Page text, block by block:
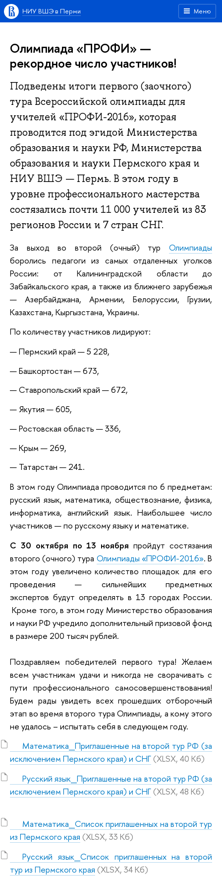
Меню
НИУ ВШЭ в Перми
Олимпиада «ПРОФИ» —
рекордное число участников!
Подведены итоги первого (заочного)
тура Всероссийской олимпиады для
учителей «ПРОФИ-2016», которая
проводится под эгидой Министерства
образования и науки РФ, Министерства
образования и науки Пермского края и
НИУ ВШЭ — Пермь. В этом году в
уровне профессионального мастерства
состязались почти 11 000 учителей из 83
регионов России и 7 стран СНГ.
За выход во второй (очный) тур Олимпиады
боролись педагоги из самых отдаленных уголков
России: от Калининградской области до
Забайкальского края, а также из ближнего зарубежья
— Азербайджана, Армении, Белоруссии, Грузии,
Казахстана, Кыргызстана, Украины.
По количеству участников лидируют:
Пермский край — 5 228,
Башкортостан — 673,
Ставропольский край — 672,
Якутия — 605,
Ростовская область — 336,
Крым — 269,
Татарстан — 241.
В этом году Олимпиада проводится по 6 предметам:
русский язык, математика, обществознание, физика,
информатика, английский язык.Наибольшее число
участников — по русскому языку и математике.
С 30 октября по 13 ноября пройдут состязания
второго (очного) тура Олимпиады «ПРОФИ-2016». В
этом году увеличено количество площадок для его
проведения — сильнейших предметных
экспертов будут определять в 13 городах России.
Кроме того, в этом году Министерство образования
и науки РФ учредило дополнительный призовой фонд
в размере 200 тысяч рублей.
Поздравляем победителей первого тура! Желаем
всем участникам удачи и никогда не сворачивать с
пути профессионального самосовершенствования!
Будем рады увидеть всех прошедших отборочный
этап во время второго тура Олимпиады, а кому этого
не удалось – испытать себя в следующем году.
Математика_Приглашенные на второй тур РФ (за
исключением Пермского края) и СНГ (XLSX, 40 Кб)
Русский язык_Приглашенные на второй тур РФ (за
исключением Пермского края) и СНГ (XLSX, 48 Кб)
Математика_Список приглашенных на второй тур
из Пермского края (XLSX, 33 Кб)
Русский язык_Список приглашенных на второй
тур из Пермского края (XLSX, 34 Кб)